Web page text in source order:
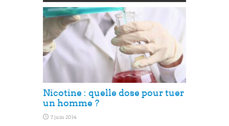
Nicotine : quelle dose pour tuer
un homme ?
7 juin 2014